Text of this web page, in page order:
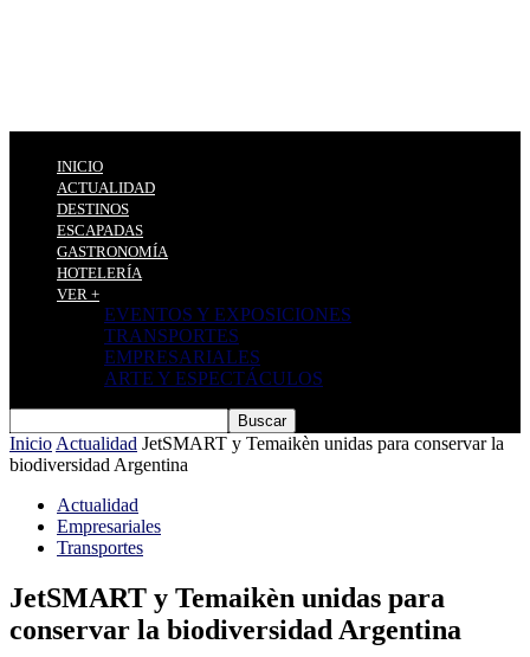
INICIO
ACTUALIDAD
DESTINOS
ESCAPADAS
GASTRONOMÍA
HOTELERÍA
VER +
EVENTOS Y EXPOSICIONES
TRANSPORTES
EMPRESARIALES
ARTE Y ESPECTÁCULOS
Inicio Actualidad JetSMART y Temaikèn unidas para conservar la
biodiversidad Argentina
Actualidad
Empresariales
Transportes
JetSMART y Temaikèn unidas para
conservar la biodiversidad Argentina